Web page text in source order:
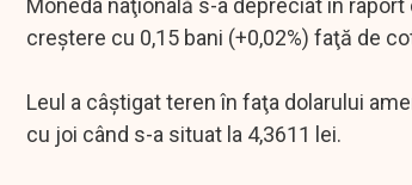
Moneda naţională s-a depreciat în
creştere cu 0,15 bani (+0,02%) faţă de
Leul a câştigat teren în faţa dolarului
cu joi când s-a situat la 4,3611 lei.